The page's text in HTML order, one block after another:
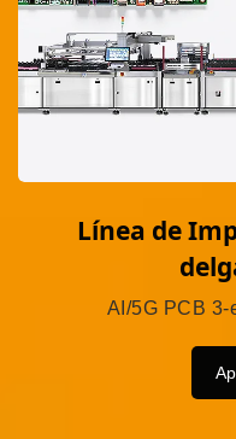
Línea de
AI/5G PCB